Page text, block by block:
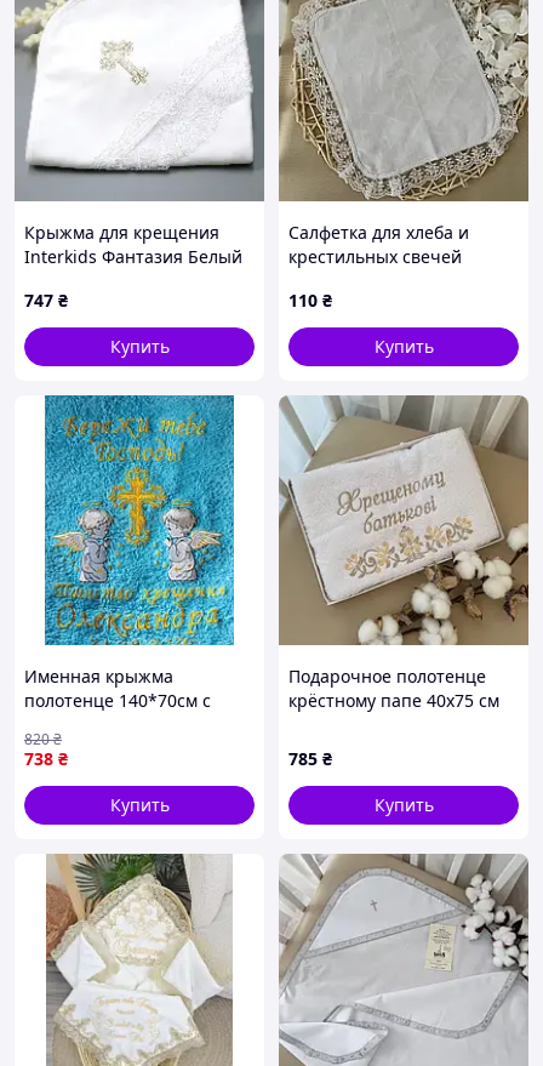
Крыжма для крещения
Interkids Фантазия Белый
747 ₴
Купить
Салфетка для хлеба и
крестильных свечей
29×34 см Кулир белый
110 ₴
Купить
Именная крыжма
полотенце 140*70см с
вышивкой.
738 ₴
820₴
Купить
Подарочное полотенце
крёстному папе 40х75 см
785 ₴
Купить